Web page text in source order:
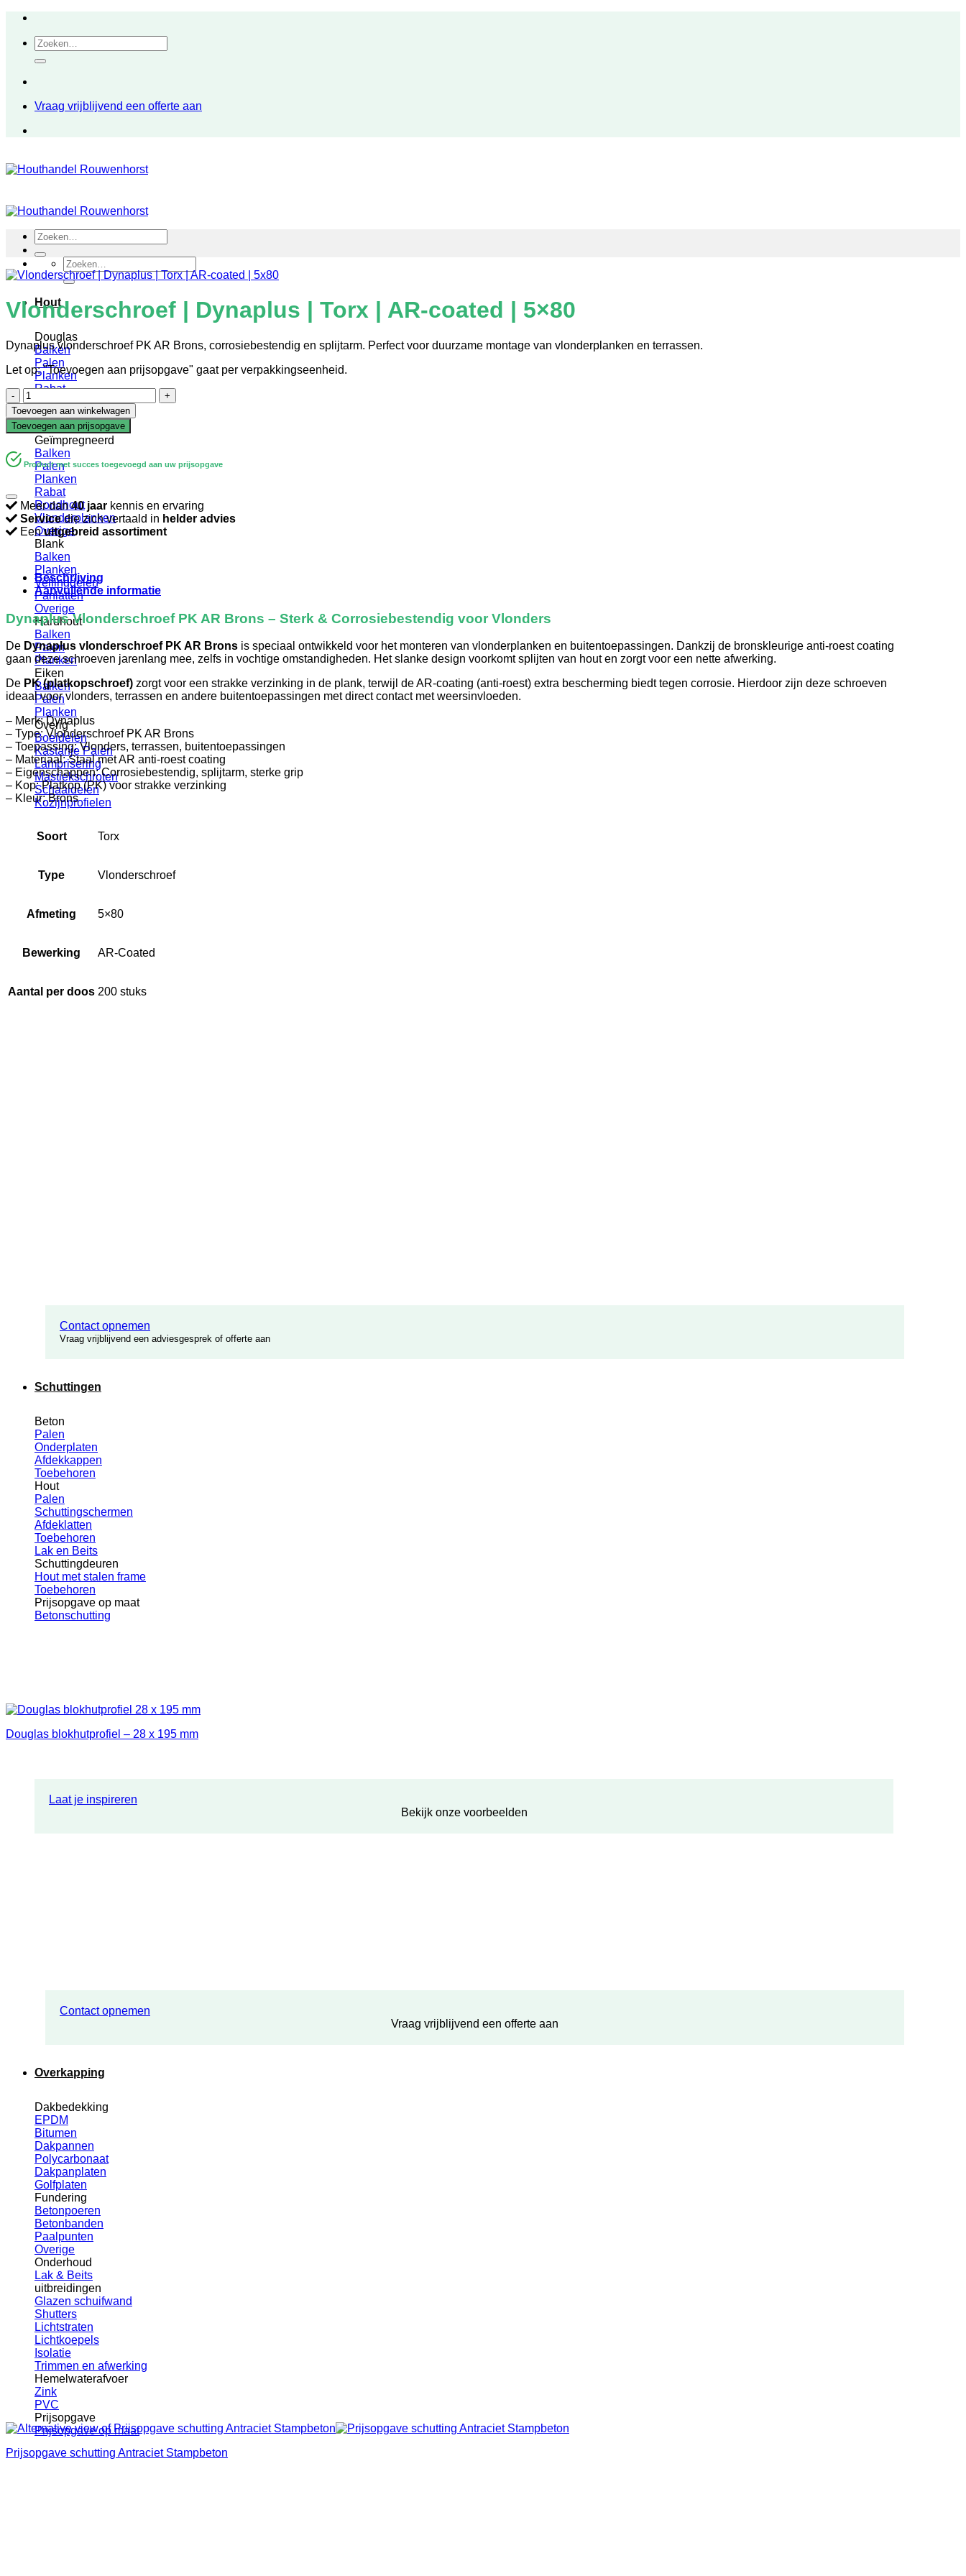
inhoudZoeken
naar:
Vraag vrijblijvend een offerte aan
Zoeken
naar:
Hout
Douglas
Balken
Palen
Planken
Rabat
Verbindingen
Vlonderplanken
Gevelbekleding
Geïmpregneerd
Balken
Palen
Planken
Rabat
Rondhout
Vlonderplanken
Overige
Blank
Balken
Planken
Vellingdelen
Panlatten
Overige
Hardhout
Balken
Palen
Planken
Eiken
Balken
Palen
Planken
Overig
Boeidelen
Kastanje Palen
Lambrisering
Mastiekschroten
Schaaldelen
Kozijnprofielen
Contact opnemen
Vraag vrijblijvend een adviesgesprek of offerte aan
Schuttingen
Beton
Palen
Onderplaten
Afdekkappen
Toebehoren
Hout
Palen
Schuttingschermen
Afdeklatten
Toebehoren
Lak en Beits
Schuttingdeuren
Hout met stalen frame
Toebehoren
Prijsopgave op maat
Betonschutting
Laat je inspireren
Bekijk onze voorbeelden
Contact opnemen
Vraag vrijblijvend een offerte aan
Overkapping
Dakbedekking
EPDM
Bitumen
Dakpannen
Polycarbonaat
Dakpanplaten
Golfplaten
Fundering
Betonpoeren
Betonbanden
Paalpunten
Overige
Onderhoud
Lak & Beits
uitbreidingen
Glazen schuifwand
Shutters
Lichtstraten
Lichtkoepels
Isolatie
Trimmen en afwerking
Hemelwaterafvoer
Zink
PVC
Prijsopgave
Prijsopgave op maat
Zoeken
naar:
Vlonderschroef | Dynaplus | Torx | AR-coated | 5×80
Dynaplus vlonderschroef PK AR Brons, corrosiebestendig en splijtarm. Perfect voor duurzame montage van vlonderplanken en terrassen.
Let op: "Toevoegen aan prijsopgave" gaat per verpakkingseenheid.
Vlonderschroef
|
Dynaplus
|
Torx
AR-
coated
5x80
aantal
Toevoegen aan winkelwagen
Toevoegen aan prijsopgave
Product met succes toegevoegd aan uw prijsopgave
Meer dan40 jaar kennis en ervaring
Servicedie zich vertaald in helder advies
Eenuitgebreid assortiment
Beschrijving
Aanvullende informatie
Dynaplus Vlonderschroef PK AR Brons – Sterk & Corrosiebestendig voor Vlonders
De Dynaplus vlonderschroef PK AR Brons is speciaal ontwikkeld voor het monteren van vlonderplanken en buitentoepassingen. Dankzij de bronskleurige anti-roest coating
gaan deze schroeven jarenlang mee, zelfs in vochtige omstandigheden. Het slanke design voorkomt splijten van hout en zorgt voor een nette afwerking.
De PK (platkopschroef) zorgt voor een strakke verzinking in de plank, terwijl de AR-coating (anti-roest) extra bescherming biedt tegen corrosie. Hierdoor zijn deze schroeven
ideaal voor vlonders, terrassen en andere buitentoepassingen met direct contact met weersinvloeden.
– Merk: Dynaplus
– Type: Vlonderschroef PK AR Brons
– Toepassing: Vlonders, terrassen, buitentoepassingen
– Materiaal: Staal met AR anti-roest coating
– Eigenschappen: Corrosiebestendig, splijtarm, sterke grip
– Kop: Platkop (PK) voor strakke verzinking
– Kleur: Brons
Soort Torx
Type Vlonderschroef
Afmeting 5×80
Bewerking AR-Coated
Aantal per doos 200 stuks
Douglas blokhutprofiel – 28 x 195 mm
Prijsopgave schutting Antraciet Stampbeton